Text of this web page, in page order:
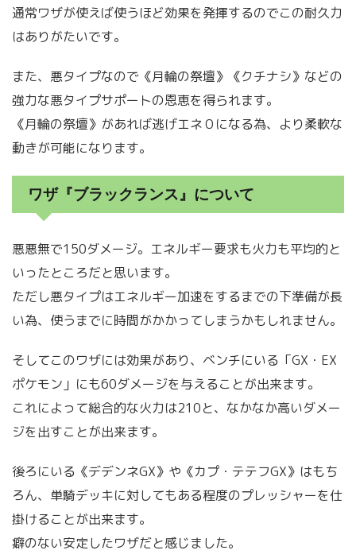
通常ワザが使えば使うほど効果を発揮するのでこの耐久力
はありがたいです。
また、悪タイプなので《月輪の祭壇》《クチナシ》などの
強力な悪タイプサポートの恩恵を得られます。
《月輪の祭壇》があれば逃げエネ０になる為、より柔軟な
動きが可能になります。
ワザ『ブラックランス』について
悪悪無で150ダメージ。エネルギー要求も火力も平均的と
いったところだと思います。
ただし悪タイプはエネルギー加速をするまでの下準備が長
い為、使うまでに時間がかかってしまうかもしれません。
そしてこのワザには効果があり、ベンチにいる「GX・EX
ポケモン」にも60ダメージを与えることが出来ます。
これによって総合的な火力は210と、なかなか高いダメー
ジを出すことが出来ます。
後ろにいる《デデンネGX》や《カプ・テテフGX》はもち
ろん、単騎デッキに対してもある程度のプレッシャーを仕
掛けることが出来ます。
癖のない安定したワザだと感じました。